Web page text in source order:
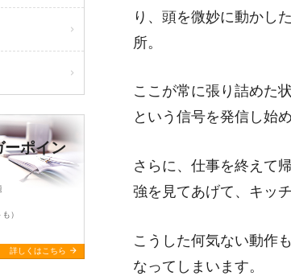
り、頭を微妙に動かし
所。
ここが常に張り詰めた
という信号を発信し始め
さらに、仕事を終えて
強を見てあげて、キッ
こうした何気ない動作
なってしまいます。
ーポイン
）
詳しくはこちら arrow_forward